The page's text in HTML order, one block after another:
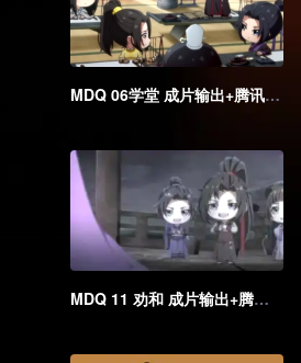
MDQ 06学堂 成片输出+腾讯海外版_1无黑边
MDQ 11 劝和 成片输出+腾讯海外版_1